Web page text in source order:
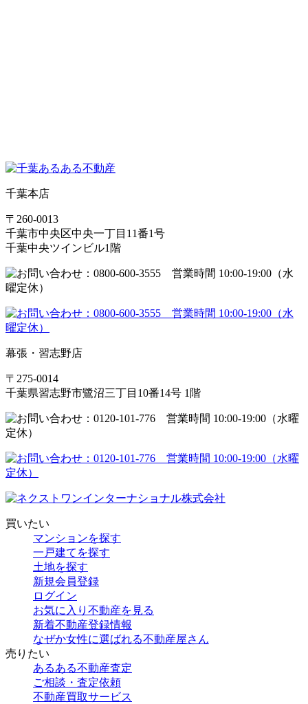
千葉本店
〒260-0013
千葉市中央区中央一丁目11番1号
千葉中央ツインビル1階
幕張・習志野店
〒275-0014
千葉県習志野市鷺沼三丁目10番14号 1階
買いたい
マンションを探す
一戸建てを探す
土地を探す
新規会員登録
ログイン
お気に入り不動産を見る
新着不動産登録情報
なぜか女性に選ばれる不動産屋さん
売りたい
あるある不動産査定
ご相談・査定依頼
不動産買取サービス